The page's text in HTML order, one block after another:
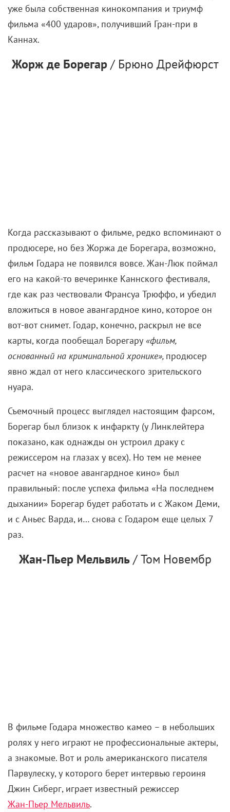
уже была собственная кинокомпания и триумф
фильма «400 ударов», получивший Гран-при в
Каннах.
Жорж де Борегар/ Брюно Дрейфюрст
Когда рассказывают о фильме, редко вспоминают о
продюсере, но без Жоржа де Борегара, возможно,
фильм Годара не появился вовсе. Жан-Люк поймал
его на какой-то вечеринке Каннского фестиваля,
где как раз чествовали Франсуа Трюффо, и убедил
вложиться в новое авангардное кино, которое он
вот-вот снимет. Годар, конечно, раскрыл не все
карты, когда пообещал Борегару «фильм,
основанный на криминальной хронике», продюсер
явно ждал от него классического зрительского
нуара.
Съемочный процесс выглядел настоящим фарсом,
Борегар был близок к инфаркту (у Линклейтера
показано, как однажды он устроил драку с
режиссером на глазах у всех). Но тем не менее
расчет на «новое авангардное кино» был
правильный: после успеха фильма «На последнем
дыхании» Борегар будет работать и с Жаком Деми,
и с Аньес Варда, и… снова с Годаром еще целых 7
раз.
Жан-Пьер Мельвиль/ Том Новембр
В фильме Годара множество камео – в небольших
ролях у него играют не профессиональные актеры,
а знакомые. Вот и роль американского писателя
Парвулеску, у которого берет интервью героиня
Джин Сиберг, играет известный режиссер
Жан-Пьер Мельвиль.